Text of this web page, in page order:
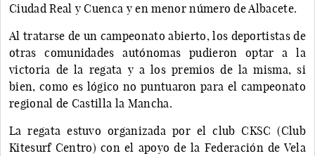
Ciudad Real y Cuenca y en menor número de Albacete.
Al tratarse de un campeonato abierto, los deportistas de
otras comunidades autónomas pudieron optar a la
victoria de la regata y a los premios de la misma, si
bien, como es lógico no puntuaron para el campeonato
regional de Castilla la Mancha.
La regata estuvo organizada por el club CKSC (Club
Kitesurf Centro) con el apoyo de la Federación de Vela